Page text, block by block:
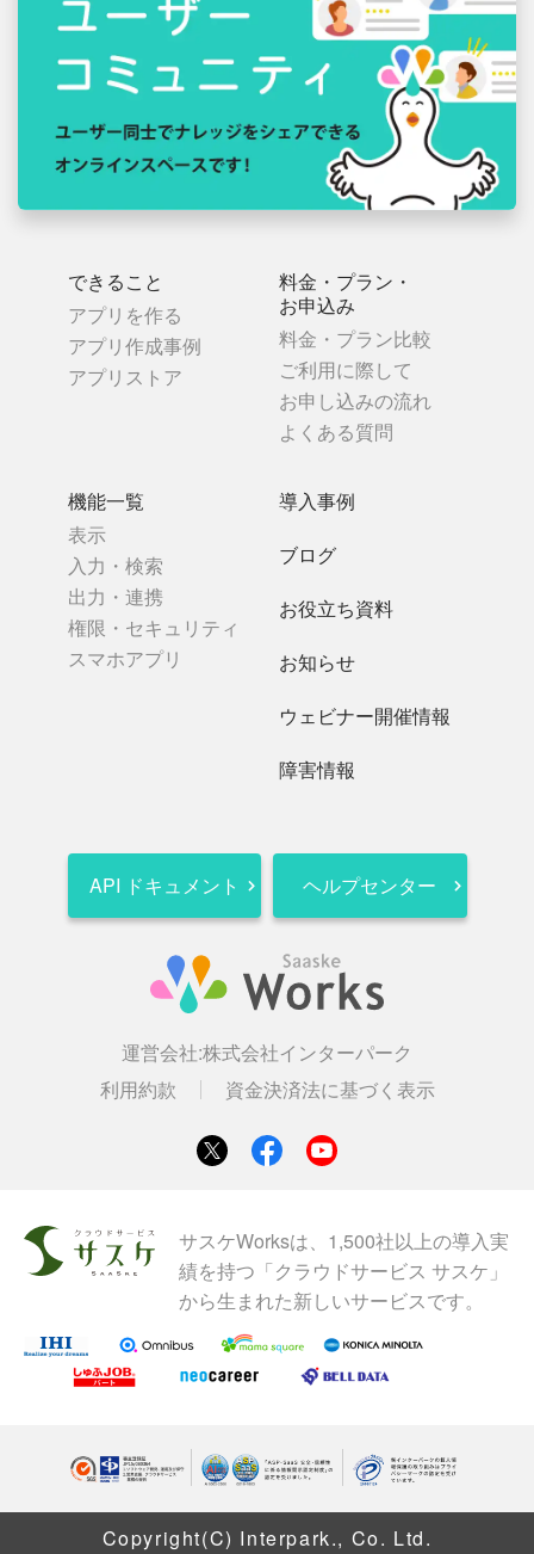
できること
アプリを作る
アプリ作成事例
アプリストア
機能一覧
表示
入力・検索
出力・連携
権限・セキュリティ
スマホアプリ
料金・プラン・
お申込み
料金・プラン比較
ご利用に際して
お申し込みの流れ
よくある質問
導入事例
ブログ
お役立ち資料
お知らせ
ウェビナー開催情報
障害情報
API ドキュメント ヘルプセンター
運営会社:株式会社インターパーク
利用約款
資金決済法に基づく表示
サスケWorksは、1,500社以上の導入実
績を持つ「クラウドサービス サスケ」
から生まれた新しいサービスです。
Copyright(C) Interpark., Co. Ltd.